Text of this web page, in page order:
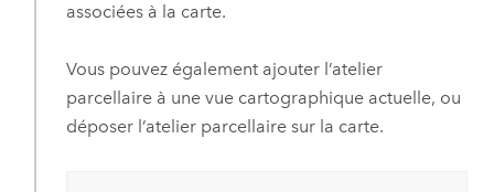
associées à la carte.
Vous pouvez également ajouter l’atelier
parcellaire à une vue cartographique actuelle, ou
déposer l’atelier parcellaire sur la carte.